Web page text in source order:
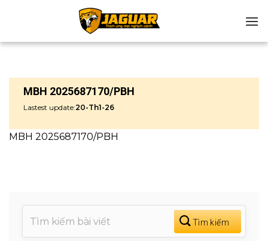
MBH 2025687170/PBH
Lastest update:20-Th1-26
MBH 2025687170/PBH